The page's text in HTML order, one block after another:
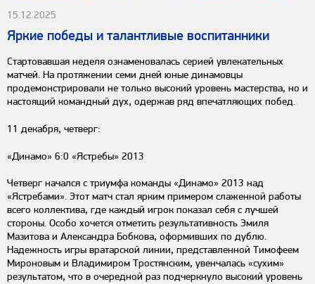
15.12.2025
Яркие победы и талантливые воспитанники
Стартовавшая неделя ознаменовалась серией увлекательных
матчей. На протяжении семи дней юные динамовцы
продемонстрировали не только высокий уровень мастерства, но и
настоящий командный дух, одержав ряд впечатляющих побед.
11 декабря, четверг:
«Динамо» 6:0 «Ястребы» 2013
Четверг начался с триумфа команды «Динамо» 2013 над
«Ястребами». Этот матч стал ярким примером слаженной работы
всего коллектива, где каждый игрок показал себя с лучшей
стороны. Особо хочется отметить результативность Эмиля
Мазитова и Александра Бобкова, оформивших по дублю.
Надежность игры вратарской линии, представленной Тимофеем
Мироновым и Владимиром Тростянским, увенчалась «сухим»
результатом, что в очередной раз подчеркнуло высокий уровень